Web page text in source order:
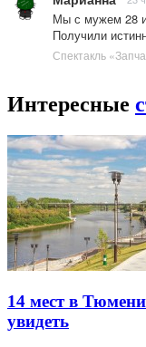
Мы с мужем 28
Получили
Спектакль
Интересные
14 мест в
увидеть